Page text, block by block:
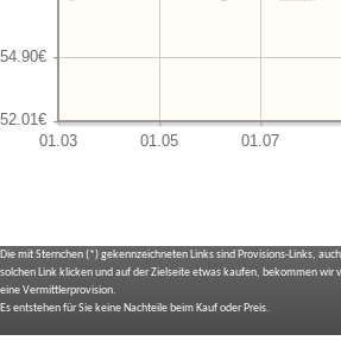
Die mit Sternchen (*) gekennzeichneten Links sind Provisions-Links,
solchen Link klicken und auf der Zielseite etwas kaufen, bekommen
eine Vermittlerprovision.
Es entstehen für Sie keine Nachteile beim Kauf oder Preis.